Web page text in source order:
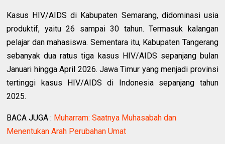
Kasus HIV/AIDS di Kabupaten Semarang, didominasi usia
produktif, yaitu 26 sampai 30 tahun. Termasuk kalangan
pelajar dan mahasiswa. Sementara itu, Kabupaten Tangerang
sebanyak dua ratus tiga kasus HIV/AIDS sepanjang bulan
Januari hingga April 2026. Jawa Timur yang menjadi provinsi
tertinggi kasus HIV/AIDS di Indonesia sepanjang tahun
2025.
BACA JUGA : Muharram: Saatnya Muhasabah dan
Menentukan Arah Perubahan Umat